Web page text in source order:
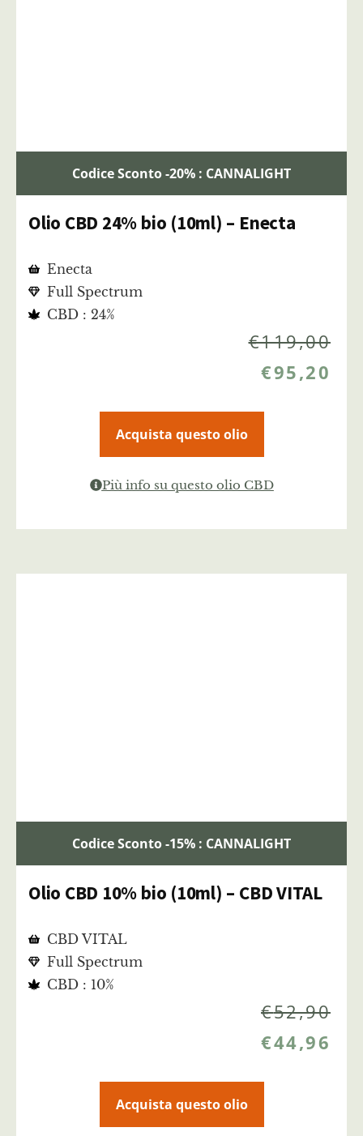
Codice Sconto -20% : CANNALIGHT
Olio CBD 24% bio (10ml) – Enecta
Enecta
Full Spectrum
CBD : 24%
€119,00
€95,20
Acquista questo olio
Più info su questo olio CBD
Codice Sconto -15% : CANNALIGHT
Olio CBD 10% bio (10ml) – CBD VITAL
CBD VITAL
Full Spectrum
CBD : 10%
€52,90
€44,96
Acquista questo olio